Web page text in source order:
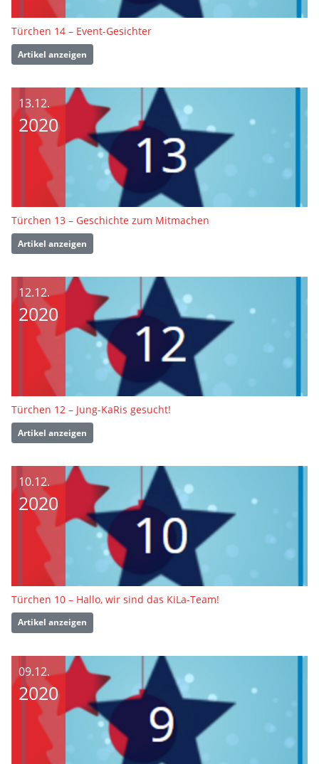
Türchen 14 – Event-Gesichter
Artikel anzeigen
13.12.
2020
Türchen 13 – Geschichte zum Mitmachen
Artikel anzeigen
12.12.
2020
Türchen 12 – Jung-KaRis gesucht!
Artikel anzeigen
10.12.
2020
Türchen 10 – Hallo, wir sind das KiLa-Team!
Artikel anzeigen
09.12.
2020